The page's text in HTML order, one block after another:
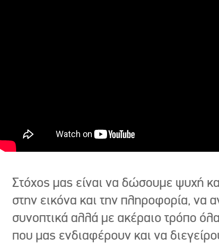
Στόχος μας είναι να δώσουμε ψυχή
στην εικόνα και την πληροφορία, να
συνοπτικά αλλά με ακέραιο τρόπο
που μας ενδιαφέρουν και να